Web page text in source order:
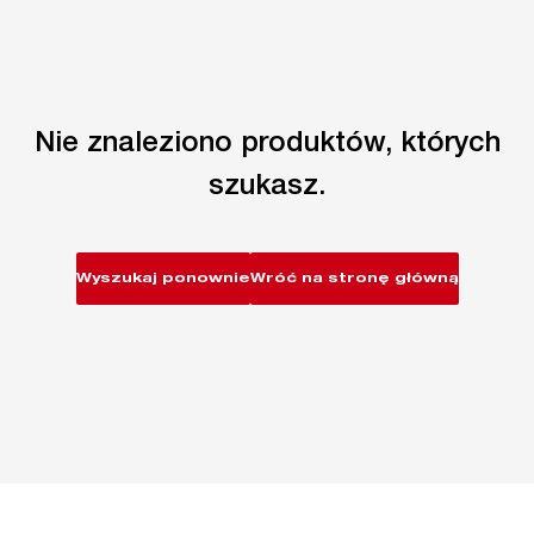
Nie znaleziono produktów, których
szukasz.
Wyszukaj ponownieWróć na stronę główną